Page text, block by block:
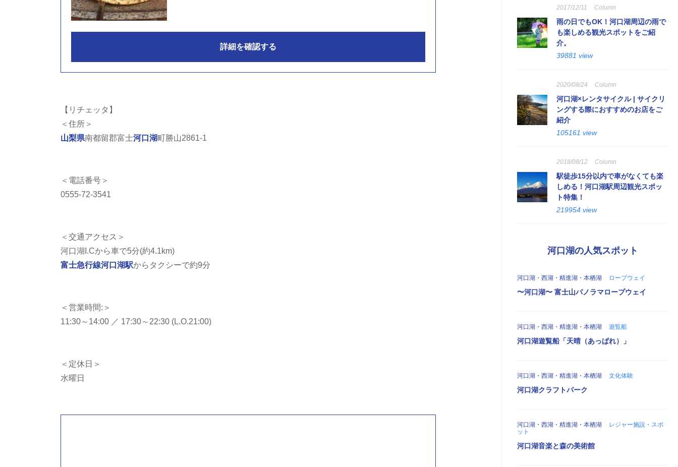
詳細を確認する
【リチェッタ】
＜住所＞
山梨県南都留郡富士河口湖町勝山2861-1
＜電話番号＞
0555-72-3541
＜交通アクセス＞
河口湖I.Cから車で5分(約4.1km)
富士急行線河口湖駅からタクシーで約9分
＜営業時間:＞
11:30～14:00 ／ 17:30～22:30 (L.O.21:00)
＜定休日＞
水曜日
2017/12/11 Column
雨の日でもOK！河口湖周辺の雨で
も楽しめる観光スポットをご紹
介。
39881 view
2020/08/24 Column
河口湖×レンタサイクル | サイクリ
ングする際におすすめのお店をご
紹介
105161 view
2018/08/12 Column
駅徒歩15分以内で車がなくても楽
しめる！河口湖駅周辺観光スポッ
ト特集！
219954 view
河口湖の人気スポット
河口湖・西湖・精進湖・本栖湖 ロープウェイ
〜河口湖〜 富士山パノラマロープウェイ
河口湖・西湖・精進湖・本栖湖 遊覧船
河口湖遊覧船「天晴（あっぱれ）」
河口湖・西湖・精進湖・本栖湖 文化体験
河口湖クラフトパーク
河口湖・西湖・精進湖・本栖湖
レジャー施設・スポ
ット
河口湖音楽と森の美術館